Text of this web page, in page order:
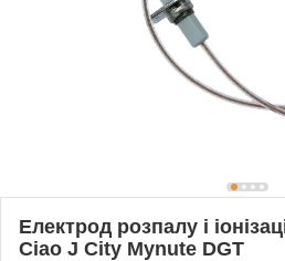
Електрод розпалу і
Ciao J City Mynute DGT